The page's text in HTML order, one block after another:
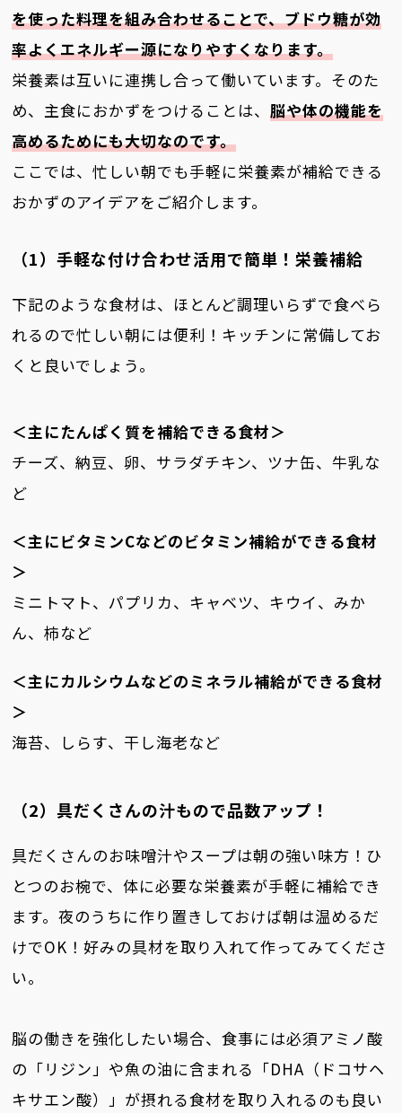
を使った料理を組み合わせることで、ブドウ糖が効
率よくエネルギー源になりやすくなります。
栄養素は互いに連携し合って働いています。そのた
め、主食におかずをつけることは、脳や体の機能を
高めるためにも大切なのです。
ここでは、忙しい朝でも手軽に栄養素が補給できる
おかずのアイデアをご紹介します。
（1）手軽な付け合わせ活用で簡単！栄養補給
下記のような食材は、ほとんど調理いらずで食べら
れるので忙しい朝には便利！キッチンに常備してお
くと良いでしょう。
＜主にたんぱく質を補給できる食材＞
チーズ、納豆、卵、サラダチキン、ツナ缶、牛乳な
ど
＜主にビタミンCなどのビタミン補給ができる食材
＞
ミニトマト、パプリカ、キャベツ、キウイ、みか
ん、柿など
＜主にカルシウムなどのミネラル補給ができる食材
＞
海苔、しらす、干し海老など
（2）具だくさんの汁もので品数アップ！
具だくさんのお味噌汁やスープは朝の強い味方！ひ
とつのお椀で、体に必要な栄養素が手軽に補給でき
ます。夜のうちに作り置きしておけば朝は温めるだ
けでOK！好みの具材を取り入れて作ってみてくださ
い。
脳の働きを強化したい場合、食事には必須アミノ酸
の「リジン」や魚の油に含まれる「DHA（ドコサヘ
キサエン酸）」が摂れる食材を取り入れるのも良い